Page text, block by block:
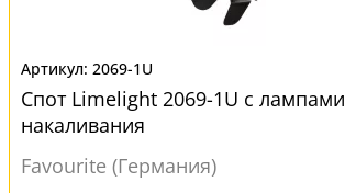
2069-1U
Спот Limelight 2069-1U с лампами
накаливания
Favourite (Германия)